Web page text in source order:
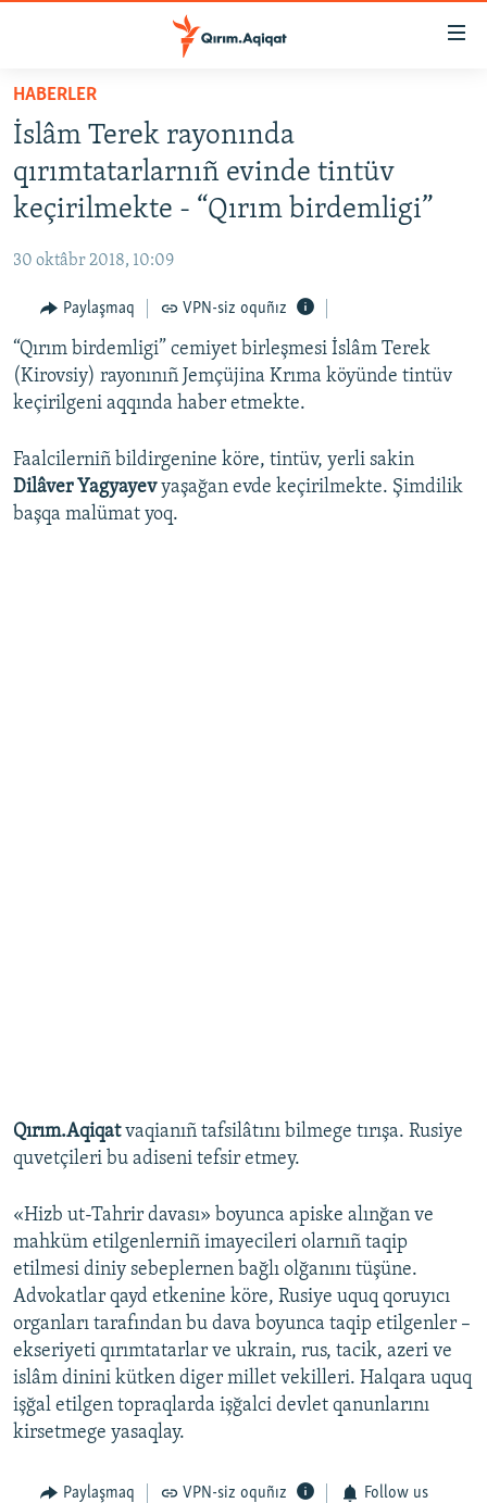
Esas
mündericege
qaytmaq
Baş
navigatsiyağa
qaytmaq
Qıdıruvğa
HABERLER
İQTİSADİYAT
MEDENİYET
İNSAN AQLARI
VİDEO
SÜRET
FİKİR
Русский
HABERLER
İslâm Terek rayonında
qırımtatarlarnıñ evinde tintüv
keçirilmekte - “Qırım birdemligi”
30 oktâbr 2018, 10:09
Paylaşmaq VPN-siz oquñız
“Qırım birdemligi” cemiyet birleşmesi İslâm Terek
(Kirovsiy) rayonınıñ Jemçüjina Krıma köyünde tintüv
keçirilgeni aqqında haber etmekte.
Faalcilerniñ bildirgenine köre, tintüv, yerli sakin
Dilâver Yagyayevyaşağan evde keçirilmekte. Şimdilik
başqa malümat yoq.
Qırım.Aqiqatvaqianıñ tafsilâtını bilmege tırışa. Rusiye
quvetçileri bu adiseni tefsir etmey.
«Hizb ut-Tahrir davası» boyunca apiske alınğan ve
mahküm etilgenlerniñ imayecileri olarnıñ taqip
etilmesi diniy sebeplernen bağlı olğanını tüşüne.
Advokatlar qayd etkenine köre, Rusiye uquq qoruyıcı
organları tarafından bu dava boyunca taqip etilgenler –
ekseriyeti qırımtatarlar ve ukrain, rus, tacik, azeri ve
islâm dinini kütken diger millet vekilleri. Halqara uquq
işğal etilgen topraqlarda işğalci devlet qanunlarını
kirsetmege yasaqlay.
Paylaşmaq VPN-siz oquñız Follow us